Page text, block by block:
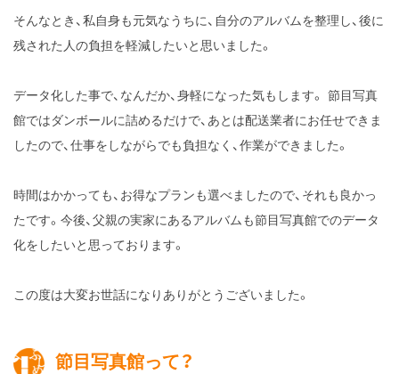
そんなとき、私自身も元気なうちに、自分のアルバムを整理し、後に
残された人の負担を軽減したいと思いました。
データ化した事で、なんだか、身軽になった気もします。 節目写真
館ではダンボールに詰めるだけで、あとは配送業者にお任せできま
したので、仕事をしながらでも負担なく、作業ができました。
時間はかかっても、お得なプランも選べましたので、それも良かっ
たです。今後、父親の実家にあるアルバムも節目写真館でのデータ
化をしたいと思っております。
この度は大変お世話になりありがとうございました。
節目写真館って？